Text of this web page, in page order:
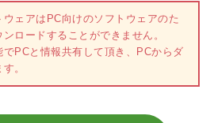
ェアはPC向けのソフトウェアのた
ロードすることができません。
PCと情報共有して頂き、PCからダ
。